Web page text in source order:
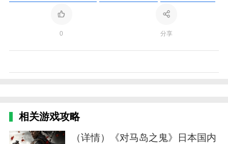
0 分享
相关游戏攻略
（详情）《对马岛之鬼》日本国内